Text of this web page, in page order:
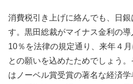
消費税引き上げに絡んでも、日
す。黒田総裁がマイナス金利の
10％を法律の規定通り、来年４
との願いを込めたためでしょう
はノーベル賞受賞の著名な経済学